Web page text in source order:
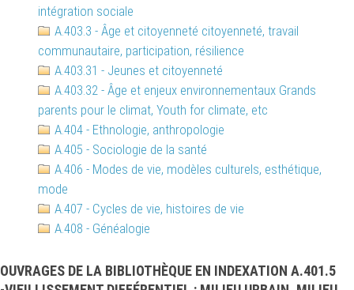
intégration sociale
A.403.3 - Âge et citoyenneté citoyenneté, travail
communautaire, participation, résilience
A.403.31 - Jeunes et citoyenneté
A.403.32 - Âge et enjeux environnementaux Grands
parents pour le climat, Youth for climate, etc
A.404 - Ethnologie, anthropologie
A.405 - Sociologie de la santé
A.406 - Modes de vie, modèles culturels, esthétique,
mode
A.407 - Cycles de vie, histoires de vie
A.408 - Généalogie
OUVRAGES DE LA BIBLIOTHÈQUE EN INDEXATION A.401.5